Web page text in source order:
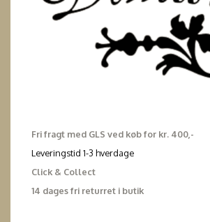
Fri fragt med GLS ved køb for kr. 400,-
Leveringstid 1-3 hverdage
Click & Collect
14 dages fri returret i butik